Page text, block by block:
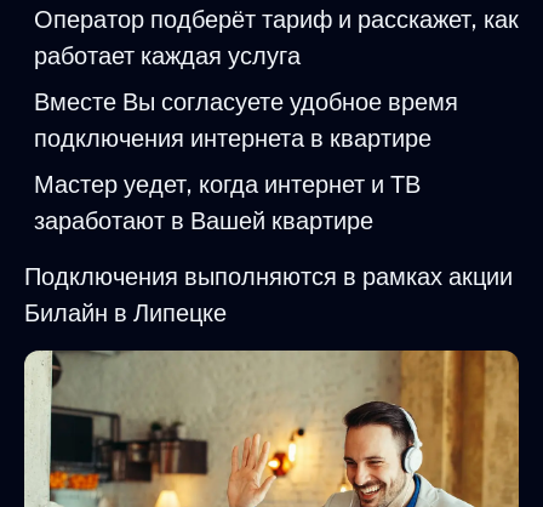
Оператор подберёт тариф и расскажет, как
работает каждая услуга
Вместе Вы согласуете удобное время
подключения интернета в квартире
Мастер уедет, когда интернет и ТВ
заработают в Вашей квартире
Подключения выполняются в рамках акции
Билайн в Липецке